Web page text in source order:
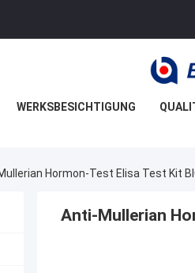
WERKSBESICHTIGUNG
Hormon-Test Elisa Test Kit
Anti-Mullerian